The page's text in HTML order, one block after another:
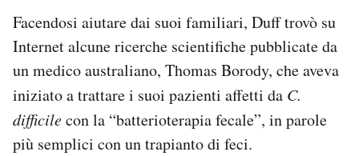
Facendosi aiutare dai suoi familiari, Duff trovò su
Internet alcune ricerche scientifiche pubblicate da
un medico australiano, Thomas Borody, che aveva
iniziato a trattare i suoi pazienti affetti da C.
difficilecon la “batterioterapia fecale”, in parole
più semplici con un trapianto di feci.